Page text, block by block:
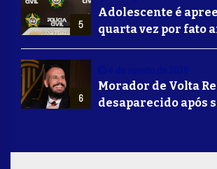
5
Adolescente é
quarta vez por fato
tráfico de drogas
Barra Mansa
6
Morador de Volta
desaparecido após